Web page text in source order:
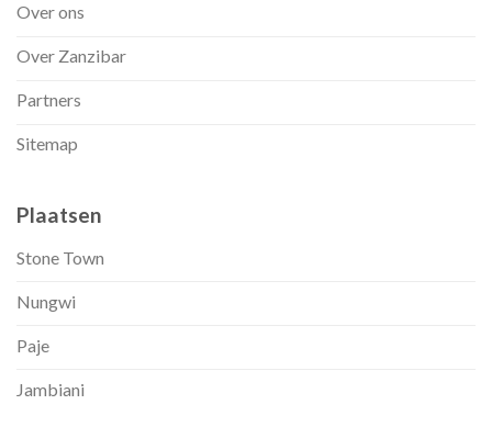
Over ons
Over Zanzibar
Partners
Sitemap
Plaatsen
Stone Town
Nungwi
Paje
Jambiani